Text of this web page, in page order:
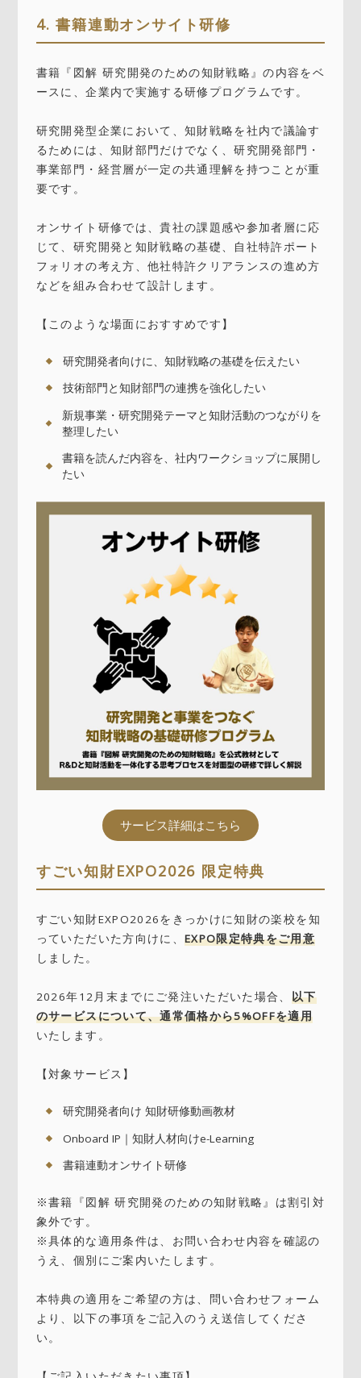
4. 書籍連動オンサイト研修
書籍『図解 研究開発のための知財戦略』の内容をベ
ースに、企業内で実施する研修プログラムです。
研究開発型企業において、知財戦略を社内で議論す
るためには、知財部門だけでなく、研究開発部門・
事業部門・経営層が一定の共通理解を持つことが重
要です。
オンサイト研修では、貴社の課題感や参加者層に応
じて、研究開発と知財戦略の基礎、自社特許ポート
フォリオの考え方、他社特許クリアランスの進め方
などを組み合わせて設計します。
【このような場面におすすめです】
研究開発者向けに、知財戦略の基礎を伝えたい
技術部門と知財部門の連携を強化したい
新規事業・研究開発テーマと知財活動のつながりを
整理したい
書籍を読んだ内容を、社内ワークショップに展開し
たい
サービス詳細はこちら
すごい知財EXPO2026 限定特典
すごい知財EXPO2026をきっかけに知財の楽校を知
っていただいた方向けに、 EXPO限定特典をご用意
しました。
2026年12月末までにご発注いただいた場合、 以下
のサービスについて、通常価格から5%OFFを適用
いたします。
【対象サービス】
研究開発者向け 知財研修動画教材
Onboard IP｜知財人材向けe-Learning
書籍連動オンサイト研修
※書籍『図解 研究開発のための知財戦略』は割引対
象外です。
※具体的な適用条件は、お問い合わせ内容を確認の
うえ、個別にご案内いたします。
本特典の適用をご希望の方は、問い合わせフォーム
より、以下の事項をご記入のうえ送信してくださ
い。